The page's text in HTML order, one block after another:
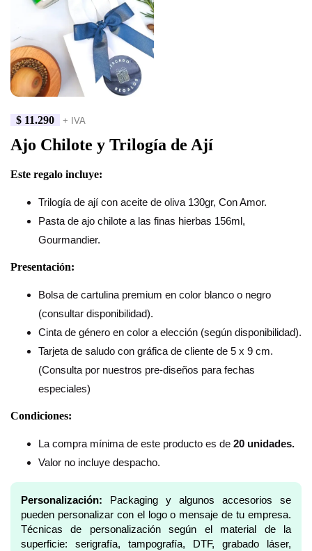
$ 11.290 + IVA
Ajo Chilote y Trilogía de Ají
Este regalo incluye:
Trilogía de ají con aceite de oliva 130gr, Con Amor.
Pasta de ajo chilote a las finas hierbas 156ml,
Gourmandier.
Presentación:
Bolsa de cartulina premium en color blanco o negro
(consultar disponibilidad).
Cinta de género en color a elección (según disponibilidad).
Tarjeta de saludo con gráfica de cliente de 5 x 9 cm.
(Consulta por nuestros pre-diseños para fechas
especiales)
Condiciones:
La compra mínima de este producto es de 20 unidades.
Valor no incluye despacho.
Personalización: Packaging y algunos accesorios se
pueden personalizar con el logo o mensaje de tu empresa.
Técnicas de personalización según el material de la
superficie: serigrafía, tampografía, DTF, grabado láser,